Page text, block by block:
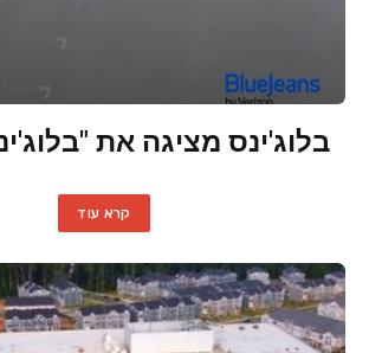
בלוג'ינס מציגה את
קרא עוד